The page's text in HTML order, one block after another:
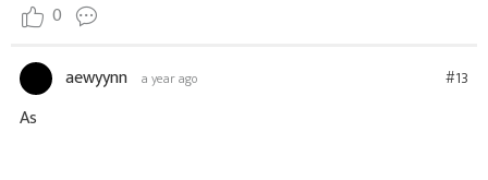
0
aewyynn a year ago #13
As